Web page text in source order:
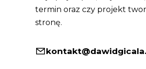
termin oraz czy projekt
stronę.